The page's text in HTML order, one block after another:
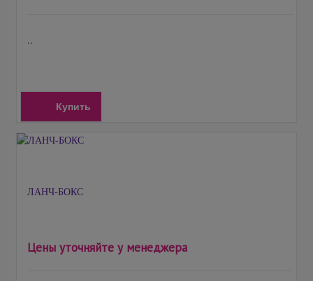
..
Купить
ЛАНЧ-БОКС
Цены уточняйте у менеджера